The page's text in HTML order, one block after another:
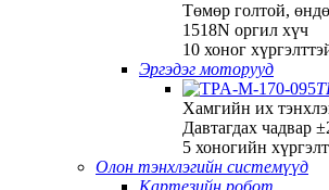
Төмөр голтой,
1518N оргил хүч
10 хоног
Эргэдэг моторууд
Хамгийн их
Давтагдах чадвар
5 хоногийн хүргэлт
Олон тэнхлэгийн системүүд
Картезийн робот